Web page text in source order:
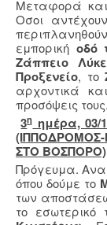
Μεταφορά και
Οσοι
εμπορική οδό
Ζάππειο
Προξενείο, το
αρχοντικά
προσόψεις
3η ημέρα, 03/
(ΙΠΠΟΔΡΟΜΟΣ-
ΣΤΟ ΒΟΣΠΟΡΟ)
Πρόγευμα.
όπου δούμε το
των
το εσωτερικό